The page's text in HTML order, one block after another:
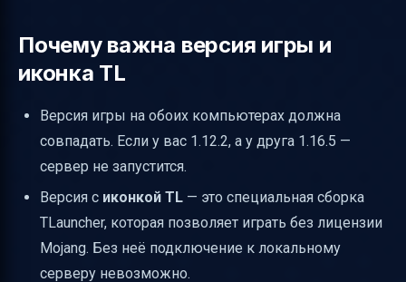
Почему важна версия игры и
иконка TL
Версия игры на обоих компьютерах должна
совпадать. Если у вас 1.12.2, а у друга 1.16.5 —
сервер не запустится.
Версия с иконкой TL — это специальная сборка
TLauncher, которая позволяет играть без лицензии
Mojang. Без неё подключение к локальному
серверу невозможно.